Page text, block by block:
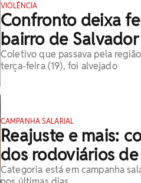
VIOLÊNCIA
Confronto deixa
bairro de Salvador
Coletivo que passava pela
terça-feira (19), foi alvejado
CAMPANHA SALARIAL
Reajuste e mais:
dos rodoviários
Categoria está em campanha